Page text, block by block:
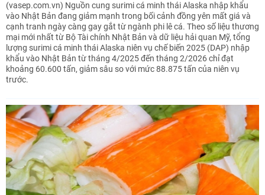
(vasep.com.vn) Nguồn cung surimi cá minh thái Alaska nhập khẩu
vào Nhật Bản đang giảm mạnh trong bối cảnh đồng yên mất giá và
cạnh tranh ngày càng gay gắt từ ngành phi lê cá. Theo số liệu thương
mại mới nhất từ Bộ Tài chính Nhật Bản và dữ liệu hải quan Mỹ, tổng
lượng surimi cá minh thái Alaska niên vụ chế biến 2025 (DAP) nhập
khẩu vào Nhật Bản từ tháng 4/2025 đến tháng 2/2026 chỉ đạt
khoảng 60.600 tấn, giảm sâu so với mức 88.875 tấn của niên vụ
trước.